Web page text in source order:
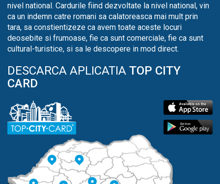
nivel national. Cardurile fiind dezvoltate la nivel national, vin
ca un indemn catre romani sa calatoreasca mai mult prin
tara, sa constientizeze ca avem toate aceste locuri
deosebite si frumoase, fie ca sunt comerciale, fie ca sunt
cultural-turistice, si sa le descopere in mod direct.
DESCARCA APLICATIA TOP CITY
CARD